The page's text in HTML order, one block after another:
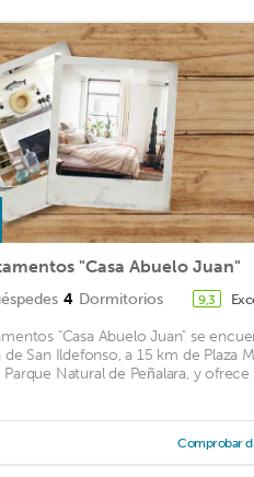
"Casa Abuelo Juan"
4 Dormitorios 9,3
"Casa Abuelo Juan" se
de San Ildefonso, a 15 km de Plaza
Natural de Peñalara, y ofrece
Comprobar